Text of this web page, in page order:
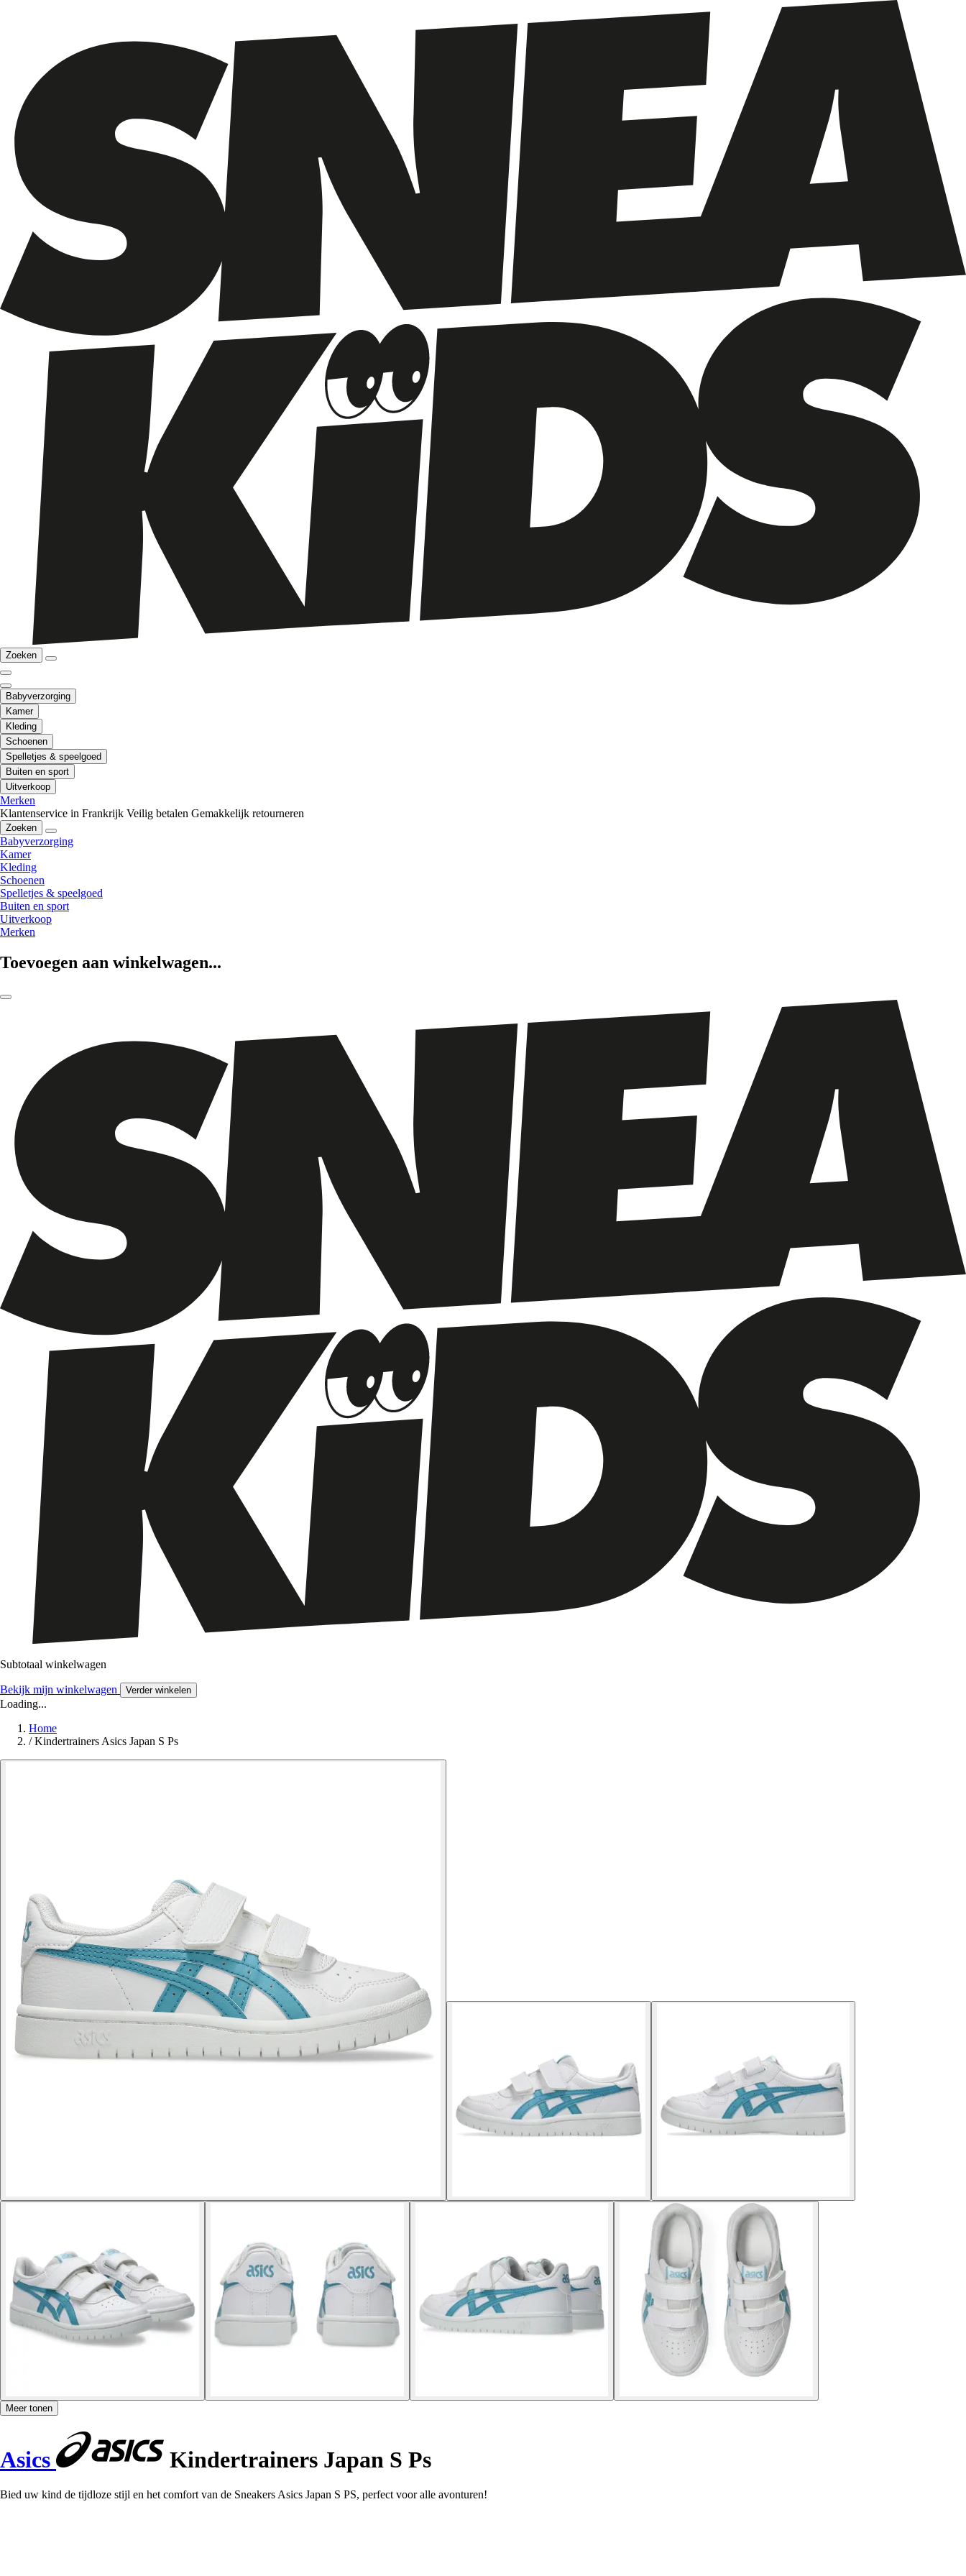
Zoeken
Babyverzorging
Kamer
Kleding
Schoenen
Spelletjes & speelgoed
Buiten en sport
Uitverkoop
Merken
Klantenservice in Frankrijk Veilig betalen Gemakkelijk retourneren
Zoeken
Babyverzorging
Kamer
Kleding
Schoenen
Spelletjes & speelgoed
Buiten en sport
Uitverkoop
Merken
Toevoegen aan winkelwagen...
Subtotaal winkelwagen
Bekijk mijn winkelwagen Verder winkelen
Loading...
Home
/ Kindertrainers Asics Japan S Ps
Meer tonen
Asics Kindertrainers Japan S Ps
Bied uw kind de tijdloze stijl en het comfort van de Sneakers Asics Japan S PS, perfect voor alle avonturen!